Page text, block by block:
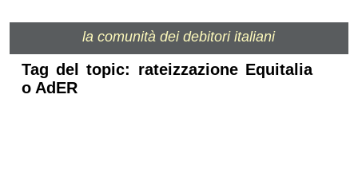
la comunità dei debitori italiani
Tag del topic: rateizzazione Equitalia
o AdER